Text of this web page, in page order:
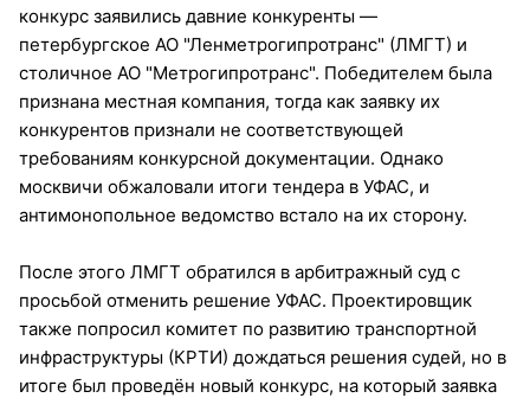
конкурс заявились давние конкуренты —
петербургское АО "Ленметрогипротранс" (ЛМГТ) и
столичное АО "Метрогипротранс". Победителем была
признана местная компания, тогда как заявку их
конкурентов признали не соответствующей
требованиям конкурсной документации. Однако
москвичи обжаловали итоги тендера в УФАС, и
антимонопольное ведомство встало на их сторону.
После этого ЛМГТ обратился в арбитражный суд с
просьбой отменить решение УФАС. Проектировщик
также попросил комитет по развитию транспортной
инфраструктуры (КРТИ) дождаться решения судей, но в
итоге был проведён новый конкурс, на который заявка